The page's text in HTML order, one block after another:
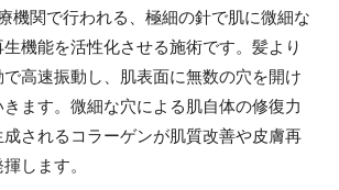
機関で行われる、極細の針で肌に微細な
機能を活性化させる施術です。髪より
で高速振動し、肌表面に無数の穴を開け
ます。微細な穴による肌自体の修復力
成されるコラーゲンが肌質改善や皮膚再
します。